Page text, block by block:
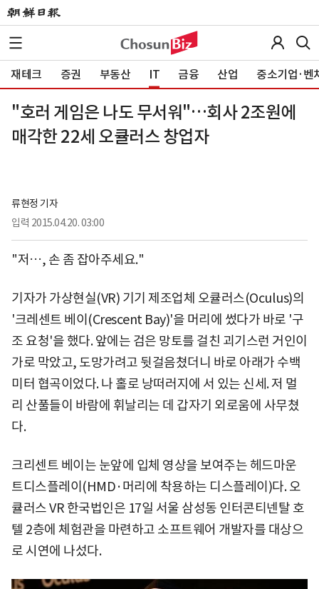
재테크 증권 부동산 IT 금융 산업 중소기업·벤
"호러 게임은 나도 무서워"…회사 2조원에
매각한 22세 오큘러스 창업자
류현정 기자
입력 2015.04.20. 03:00
"저…, 손 좀 잡아주세요."
기자가 가상현실(VR) 기기 제조업체 오큘러스(Oculus)의
'크레센트 베이(Crescent Bay)'을 머리에 썼다가 바로 '구
조 요청'을 했다. 앞에는 검은 망토를 걸친 괴기스런 거인이
가로 막았고, 도망가려고 뒷걸음쳤더니 바로 아래가 수백
미터 협곡이었다. 나 홀로 낭떠러지에 서 있는 신세. 저 멀
리 산풀들이 바람에 휘날리는 데 갑자기 외로움에 사무쳤
다.
크리센트 베이는 눈앞에 입체 영상을 보여주는 헤드마운
트디스플레이(HMD·머리에 착용하는 디스플레이)다. 오
큘러스 VR 한국법인은 17일 서울 삼성동 인터콘티넨탈 호
텔 2층에 체험관을 마련하고 소프트웨어 개발자를 대상으
로 시연에 나섰다.